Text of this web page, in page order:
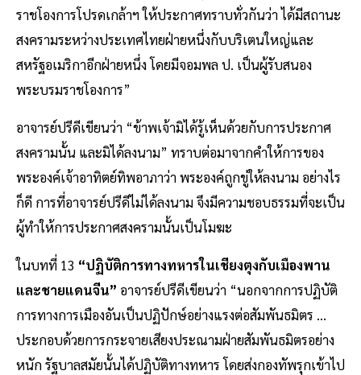
ราชโองการโปรดเกล้าฯ ให้ประกาศทราบทั่วกันว่า ได้มีสถานะ
สงครามระหว่างประเทศไทยฝ่ายหนึ่งกับบริเตนใหญ่และ
สหรัฐอเมริกาอีกฝ่ายหนึ่ง โดยมีจอมพล ป. เป็นผู้รับสนอง
พระบรมราชโองการ”
อาจารย์ปรีดีเขียนว่า “ข้าพเจ้ามิได้รู้เห็นด้วยกับการประกาศ
สงครามนั้น และมิได้ลงนาม” ทราบต่อมาจากคำให้การของ
พระองค์เจ้าอาทิตย์ทิพอาภาว่า พระองค์ถูกขู่ให้ลงนาม อย่างไร
ก็ดี การที่อาจารย์ปรีดีไม่ได้ลงนาม จึงมีความชอบธรรมที่จะเป็น
ผู้ทำให้การประกาศสงครามนั้นเป็นโมฆะ
ในบทที่ 13 “ปฏิบัติการทางทหารในเชียงตุงกับเมืองพาน
และชายแดนจีน” อาจารย์ปรีดีเขียนว่า “นอกจากการปฏิบัติ
การทางการเมืองอันเป็นปฏิปักษ์อย่างแรงต่อสัมพันธมิตร ...
ประกอบด้วยการกระจายเสียงประณามฝ่ายสัมพันธมิตรอย่าง
หนัก รัฐบาลสมัยนั้นได้ปฏิบัติทางทหาร โดยส่งกองทัพรุกเข้าไป